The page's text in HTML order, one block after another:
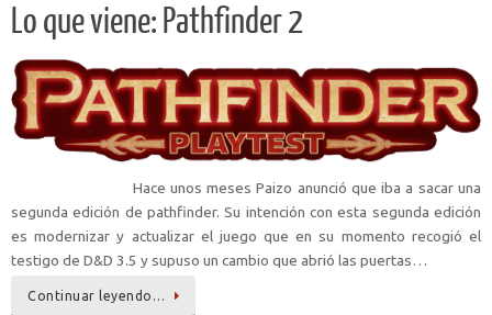
Lo que viene: Pathfinder 2
Hace unos meses Paizo anunció que iba a sacar una
segunda edición de pathfinder. Su intención con esta segunda edición
es modernizar y actualizar el juego que en su momento recogió el
testigo de D&D 3.5 y supuso un cambio que abrió las puertas…
Continuar leyendo…